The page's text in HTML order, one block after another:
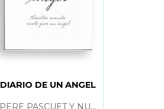
DIARIO DE UN ANGEL
PERE PASCUET Y NURIA LOPEZ